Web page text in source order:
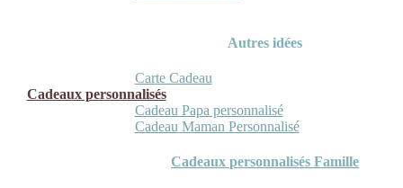
Autres idées
Carte Cadeau
Cadeaux personnalisés
Cadeau Papa personnalisé
Cadeau Maman Personnalisé
Cadeaux personnalisés Famille